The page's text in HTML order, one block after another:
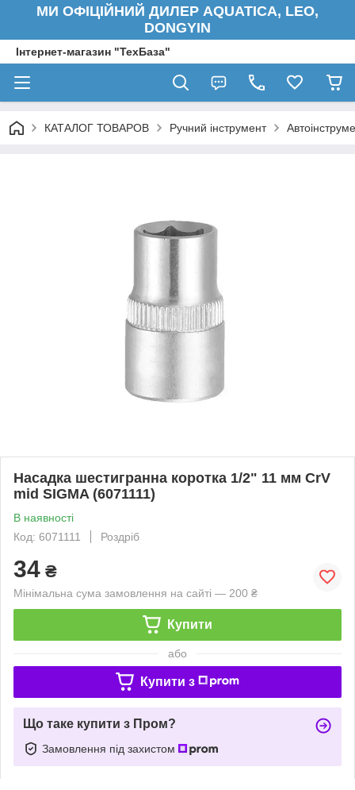
МИ ОФІЦІЙНИЙ ДИЛЕР AQUATICA, LEO,
DONGYIN
Інтернет-магазин "ТехБаза"
КАТАЛОГ ТОВАРОВ Ручний інструмент
Насадка шестигранна коротка 1/2" 11 мм CrV
mid SIGMA (6071111)
В наявності
Код: 6071111
Роздріб
34 ₴
Мінімальна сума замовлення на сайті — 200 ₴
Купити
або
Купити з
Що таке купити з Пром?
Замовлення під захистом